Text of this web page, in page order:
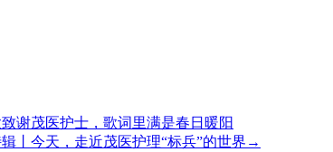
谢茂医护士，歌词里满是春日暖阳
丨今天，走近茂医护理“标兵”的世界→